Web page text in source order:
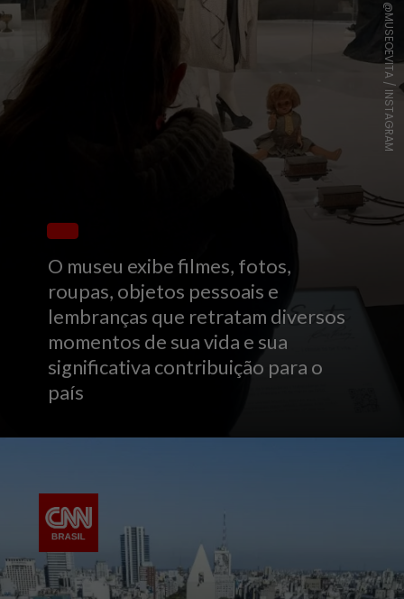
O museu exibe filmes, fotos,
roupas, objetos pessoais e
lembranças que retratam diversos
momentos de sua vida e sua
significativa contribuição para o
país
@MUSEOEVITA / INSTAGRAM